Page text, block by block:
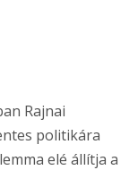
Rajnai
politikára
elé állítja a